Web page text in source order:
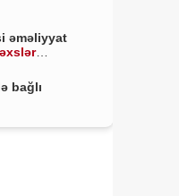
əməliyyat
bağlı